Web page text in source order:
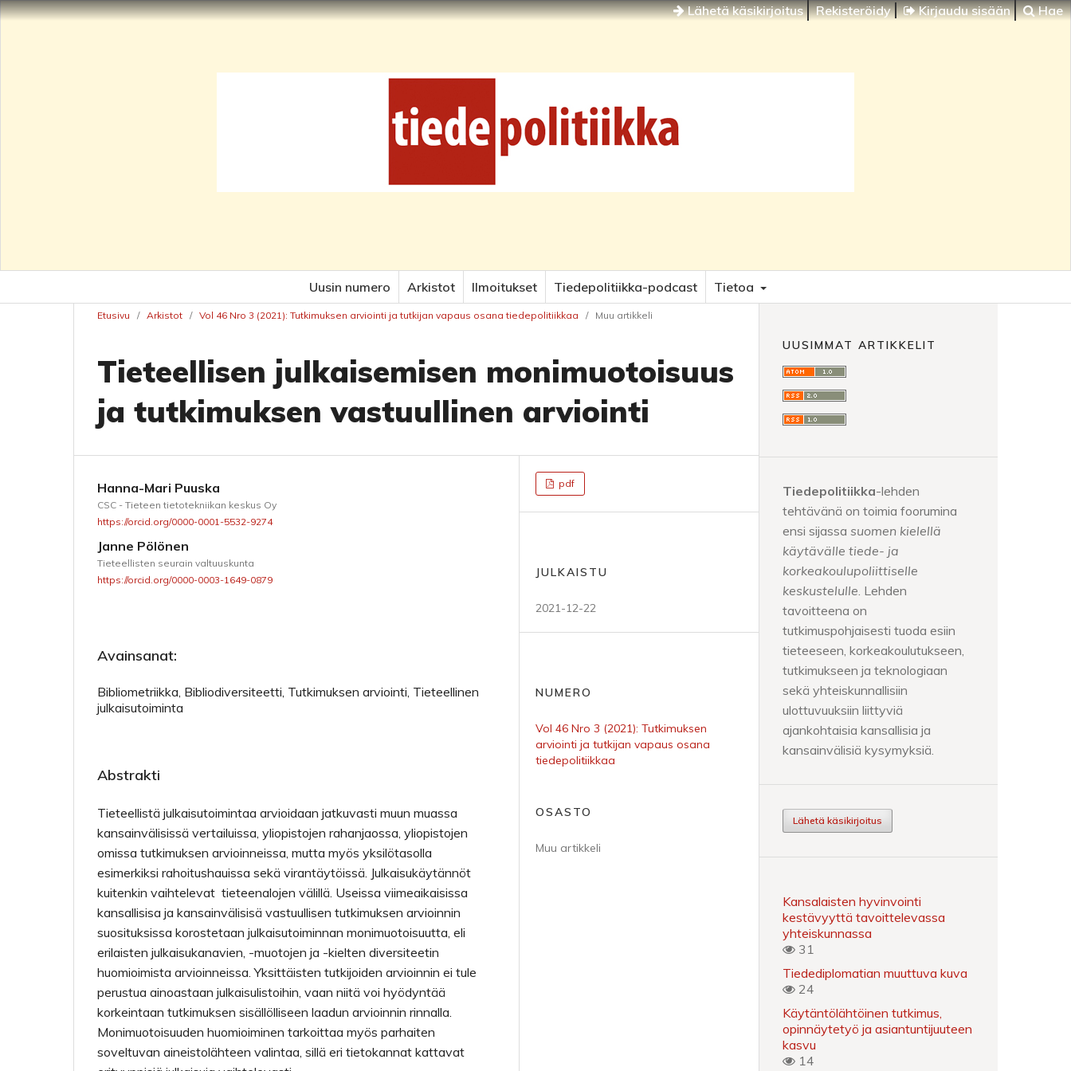
Lähetä käsikirjoitus Rekisteröidy Kirjaudu sisään Hae
Uusin numero Arkistot Ilmoitukset Tiedepolitiikka-podcast Tietoa
Etusivu / Arkistot / Vol 46 Nro 3 (2021): Tutkimuksen arviointi ja tutkijan vapaus osana tiedepolitiikkaa / Muu artikkeli
Tieteellisen julkaisemisen monimuotoisuus
ja tutkimuksen vastuullinen arviointi
Hanna-Mari Puuska
CSC - Tieteen tietotekniikan keskus Oy
https://orcid.org/0000-0001-5532-9274
Janne Pölönen
Tieteellisten seurain valtuuskunta
https://orcid.org/0000-0003-1649-0879
Avainsanat:
Bibliometriikka, Bibliodiversiteetti, Tutkimuksen arviointi, Tieteellinen
julkaisutoiminta
Abstrakti
Tieteellistä julkaisutoimintaa arvioidaan jatkuvasti muun muassa
kansainvälisissä vertailuissa, yliopistojen rahanjaossa, yliopistojen
omissa tutkimuksen arvioinneissa, mutta myös yksilötasolla
esimerkiksi rahoitushauissa sekä virantäytöissä. Julkaisukäytännöt
kuitenkin vaihtelevat tieteenalojen välillä. Useissa viimeaikaisissa
kansallisisa ja kansainvälisisä vastuullisen tutkimuksen arvioinnin
suosituksissa korostetaan julkaisutoiminnan monimuotoisuutta, eli
erilaisten julkaisukanavien, -muotojen ja -kielten diversiteetin
huomioimista arvioinneissa. Yksittäisten tutkijoiden arvioinnin ei tule
perustua ainoastaan julkaisulistoihin, vaan niitä voi hyödyntää
korkeintaan tutkimuksen sisällölliseen laadun arvioinnin rinnalla.
Monimuotoisuuden huomioiminen tarkoittaa myös parhaiten
soveltuvan aineistolähteen valintaa, sillä eri tietokannat kattavat
pdf
JULKAISTU
2021-12-22
NUMERO
Vol 46 Nro 3 (2021): Tutkimuksen
arviointi ja tutkijan vapaus osana
tiedepolitiikkaa
OSASTO
Muu artikkeli
UUSIMMAT ARTIKKELIT
Tiedepolitiikka-lehden
tehtävänä on toimia foorumina
ensi sijassa suomen kielellä
käytävälle tiede- ja
korkeakoulupoliittiselle
keskustelulle . Lehden
tavoitteena on
tutkimuspohjaisesti tuoda esiin
tieteeseen, korkeakoulutukseen,
tutkimukseen ja teknologiaan
sekä yhteiskunnallisiin
ulottuvuuksiin liittyviä
ajankohtaisia kansallisia ja
kansainvälisiä kysymyksiä.
Lähetä käsikirjoitus
Kansalaisten hyvinvointi
kestävyyttä tavoittelevassa
yhteiskunnassa
31
Tiedediplomatian muuttuva kuva
24
Käytäntölähtöinen tutkimus,
opinnäytetyö ja asiantuntijuuteen
kasvu
14